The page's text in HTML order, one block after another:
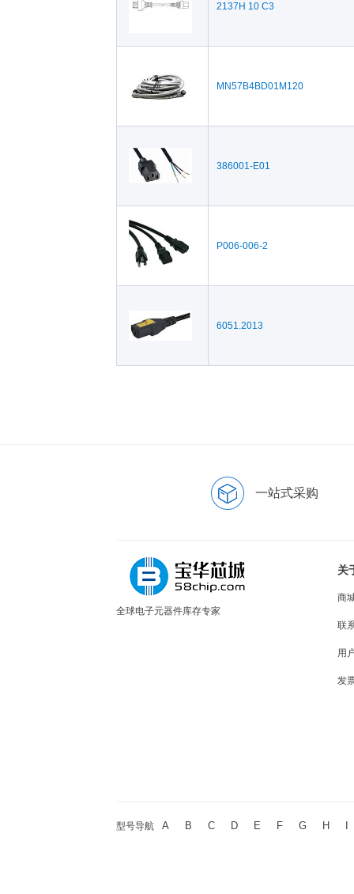
2137H 10 C3
MN57B4BD01M120
386001-E01
P006-006-2
6051.2013
一站式采购
全球电子元器件库存专家
关
商
联
用
发
型号导航 A B C D E F G H